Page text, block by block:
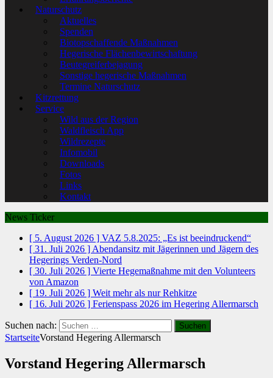
Naturschutz
Aktuelles
Spenden
Biotopschaffende Maßnahmen
Hegerische Flächenbewirtschaftung
Beutegreiferbejagung
Sonstige hegerische Maßnahmen
Termine Naturschutz
Kitzrettung
Service
Wild aus der Region
Waldfleisch App
Wildrezepte
Infomobil
Downloads
Fotos
Links
Kontakt
News Ticker
[ 5. August 2026 ] VAZ 5.8.2025: „Es ist beeindruckend“
[ 31. Juli 2026 ] Abendansitz mit Jägerinnen und Jägern des
Hegerings Verden-Nord
[ 30. Juli 2026 ] Vierte Hegemaßnahme mit den Volunteers
von Amazon
[ 19. Juli 2026 ] Weit mehr als nur Rehkitze
[ 16. Juli 2026 ] Ferienspass 2026 im Hegering Allermarsch
Suchen nach:
StartseiteVorstand Hegering Allermarsch
Vorstand Hegering Allermarsch